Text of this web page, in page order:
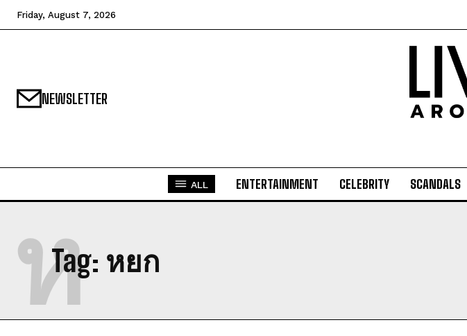
Friday, August 7, 2026
NEWSLETTER
ALL ENTERTAINMENT CELEBRITY SCANDALS
Tag: หยก
ห